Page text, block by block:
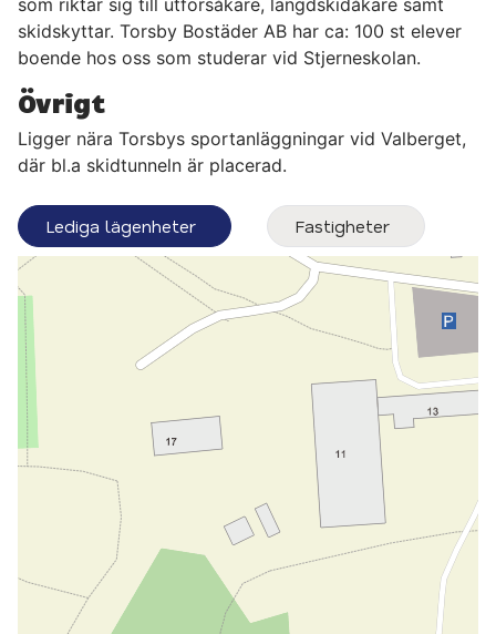
som riktar sig till utförsåkare, längdskidåkare samt
skidskyttar. Torsby Bostäder AB har ca: 100 st elever
boende hos oss som studerar vid Stjerneskolan.
Övrigt
Ligger nära Torsbys sportanläggningar vid Valberget,
där bl.a skidtunneln är placerad.
Lediga lägenheter Fastigheter